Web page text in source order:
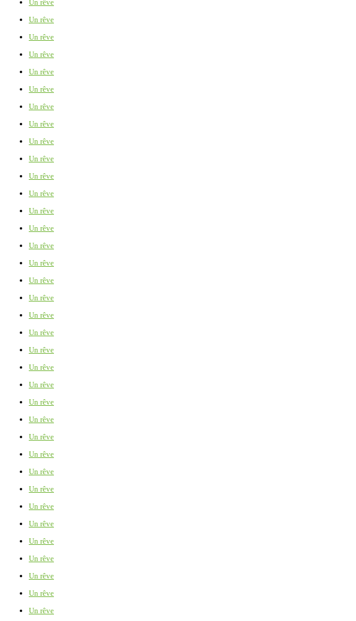
Un rêve
Un rêve
Un rêve
Un rêve
Un rêve
Un rêve
Un rêve
Un rêve
Un rêve
Un rêve
Un rêve
Un rêve
Un rêve
Un rêve
Un rêve
Un rêve
Un rêve
Un rêve
Un rêve
Un rêve
Un rêve
Un rêve
Un rêve
Un rêve
Un rêve
Un rêve
Un rêve
Un rêve
Un rêve
Un rêve
Un rêve
Un rêve
Un rêve
Un rêve
Un rêve
Un rêve